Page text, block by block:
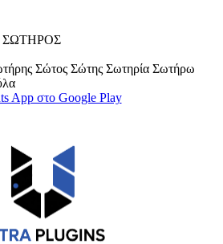
Σώτος Σώτης Σωτηρία Σωτήρω